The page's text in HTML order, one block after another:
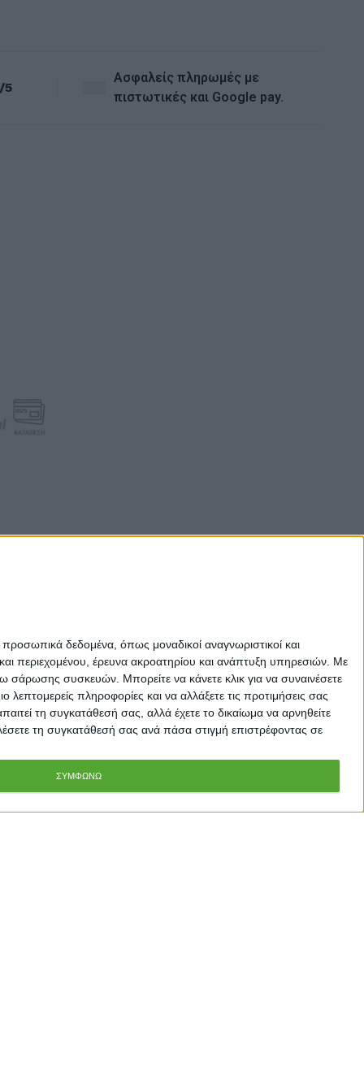
δεδομένα, όπως μοναδικοί αναγνωριστικοί και
περιεχομένου, έρευνα ακροατηρίου και ανάπτυξη υπηρεσιών. Με
σάρωσης συσκευών. Μπορείτε να κάνετε κλικ για να συναινέσετε
πληροφορίες και να αλλάξετε τις προτιμήσεις σας
τη συγκατάθεσή σας, αλλά έχετε το δικαίωμα να αρνηθείτε
τη συγκατάθεσή σας ανά πάσα στιγμή επιστρέφοντας σε
ΣΥΜΦΩΝΩ
5
Ασφαλείς πληρωμές με
πιστωτικές και Google pay.